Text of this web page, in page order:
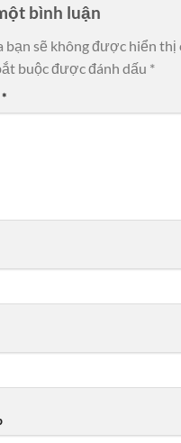
bình luận
bạn sẽ không được hiển thị
buộc được đánh dấu *
*